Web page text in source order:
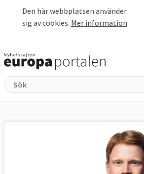
Den här webbplatsen använder
sig av cookies. Mer information